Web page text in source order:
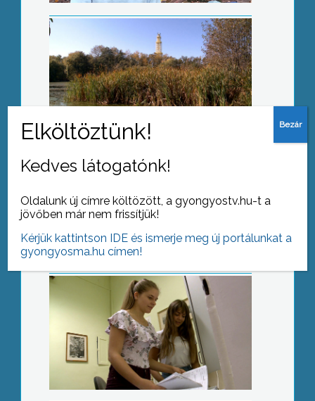
Aktívak voltak a véradók Gyöngyösön
Fontos határidő közeleg
Kedves látogatónk!
Oldalunk új címre költözött, a gyongyostv.hu-t a
jövőben már nem frissítjük!
Kérjük kattintson IDE és ismerje meg új portálunkat a
gyongyosma.hu címen!